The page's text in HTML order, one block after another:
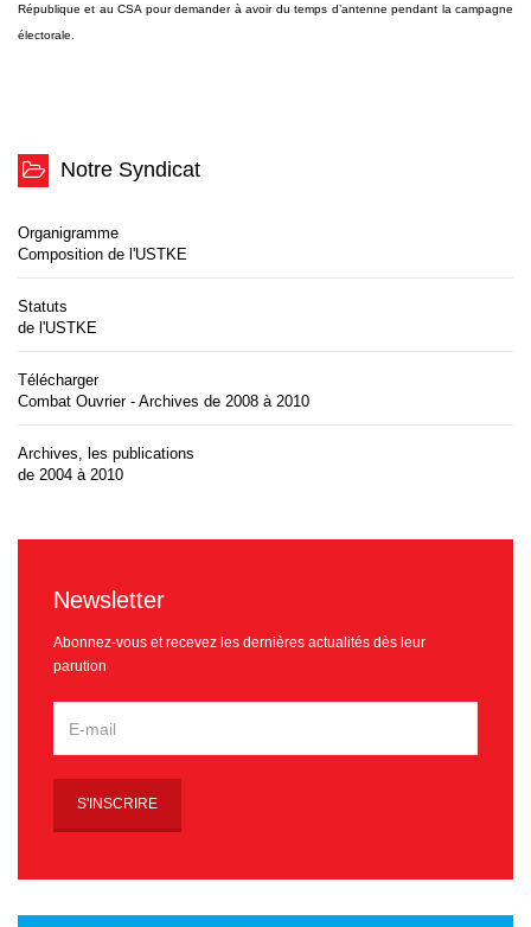
République et au CSA pour demander à avoir du temps d’antenne pendant la campagne
électorale.
Notre Syndicat
Organigramme
Composition de l'USTKE
Statuts
de l'USTKE
Télécharger
Combat Ouvrier - Archives de 2008 à 2010
Archives, les publications
de 2004 à 2010
Newsletter
Abonnez-vous et recevez les dernières actualités dès leur
parution